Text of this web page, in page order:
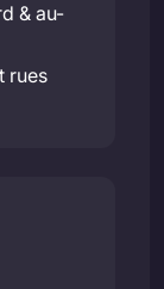
& au-
rues